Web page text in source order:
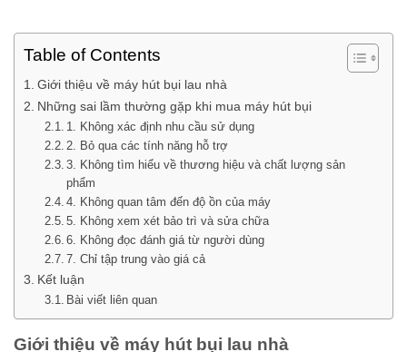
Table of Contents
Giới thiệu về máy hút bụi lau nhà
Những sai lầm thường gặp khi mua máy hút bụi
1. Không xác định nhu cầu sử dụng
2. Bỏ qua các tính năng hỗ trợ
3. Không tìm hiểu về thương hiệu và chất lượng sản
phẩm
4. Không quan tâm đến độ ồn của máy
5. Không xem xét bảo trì và sửa chữa
6. Không đọc đánh giá từ người dùng
7. Chỉ tập trung vào giá cả
Kết luận
Bài viết liên quan
Giới thiệu về máy hút bụi lau nhà